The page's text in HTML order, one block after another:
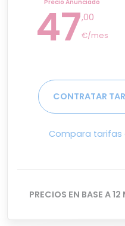
Precio Anunciado
47,00
€/mes
CONTRATAR
Compara tarifas
PRECIOS EN BASE A 12